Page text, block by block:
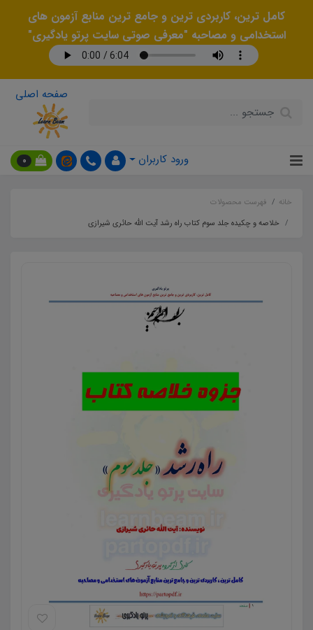
کامل ترین، کاربردی ترین و جامع ترین منابع آزمون های
استخدامی و مصاحبه "معرفی صوتی سایت پرتو یادگیری"
صفحه اصلی
ورود کاربران 0
خانه
فهرست محصولات
خلاصه و چکیده جلد سوم کتاب راه رشد آیت الله حائری شیرازی